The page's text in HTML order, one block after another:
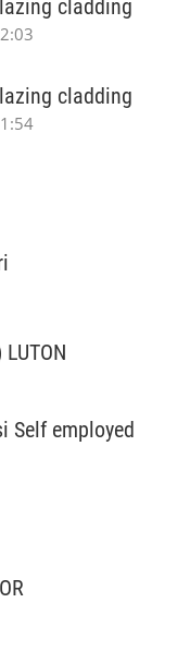
cladding
cladding
Self employed